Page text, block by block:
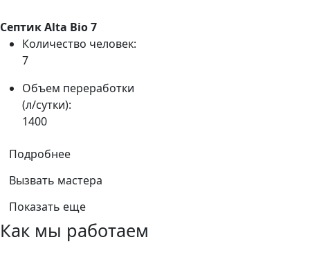
Септик Alta Bio 7
Количество человек:
7
Объем переработки
(л/сутки):
1400
Подробнее
Вызвать мастера
Показать еще
Как мы работаем